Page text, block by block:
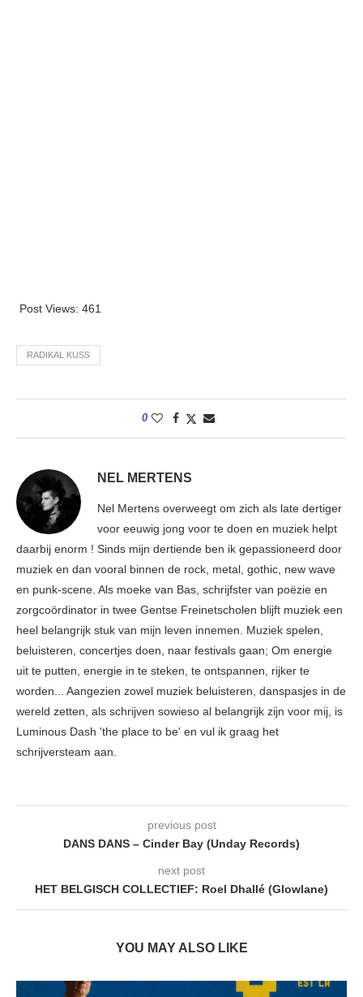
Post Views: 461
RADIKAL KUSS
0
NEL MERTENS
Nel Mertens overweegt om zich als late dertiger
voor eeuwig jong voor te doen en muziek helpt
daarbij enorm ! Sinds mijn dertiende ben ik gepassioneerd door
muziek en dan vooral binnen de rock, metal, gothic, new wave
en punk-scene. Als moeke van Bas, schrijfster van poëzie en
zorgcoördinator in twee Gentse Freinetscholen blijft muziek een
heel belangrijk stuk van mijn leven innemen. Muziek spelen,
beluisteren, concertjes doen, naar festivals gaan; Om energie
uit te putten, energie in te steken, te ontspannen, rijker te
worden... Aangezien zowel muziek beluisteren, danspasjes in de
wereld zetten, als schrijven sowieso al belangrijk zijn voor mij, is
Luminous Dash 'the place to be' en vul ik graag het
schrijversteam aan.
previous post
DANS DANS – Cinder Bay (Unday Records)
next post
HET BELGISCH COLLECTIEF: Roel Dhallé (Glowlane)
YOU MAY ALSO LIKE